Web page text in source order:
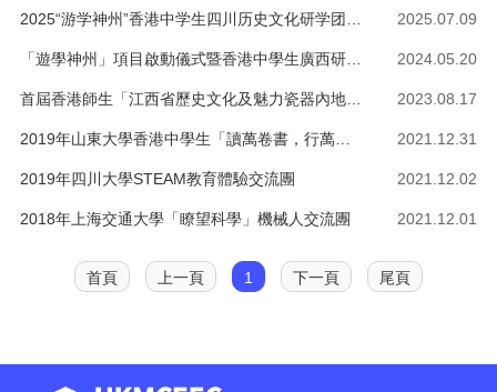
2025“游学神州”香港中学生四川历史文化研学团成功举办 2025.07.09
「遊學神州」項目啟動儀式暨香港中學生廣西研學交流團歡迎會在南寧成功舉辦 2024.05.20
首屆香港師生「江西省歷史文化及魅力瓷器內地研學團」 2023.08.17
2019年山東大學香港中學生「讀萬卷書，行萬里路」中華傳統文化研習營 2021.12.31
2019年四川大學STEAM教育體驗交流團 2021.12.02
2018年上海交通大學「瞭望科學」機械人交流團 2021.12.01
首頁 上一頁 1 下一頁 尾頁